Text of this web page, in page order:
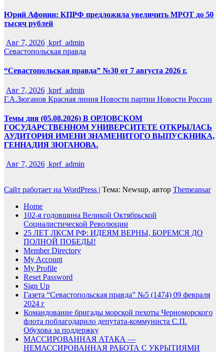
Юрий Афонин: КПРФ предложила увеличить МРОТ до 50
тысяч рублей
Авг 7, 2026 kprf_admin
Севастопольская правда
“Севастопольская правда” №30 от 7 августа 2026 г.
Авг 7, 2026 kprf_admin
Г.А.Зюганов Красная линия Новости партии Новости России
Темы дня (05.08.2026) В ОРЛОВСКОМ
ГОСУДАРСТВЕННОМ УНИВЕРСИТЕТЕ ОТКРЫЛАСЬ
АУДИТОРИЯ ИМЕНИ ЗНАМЕНИТОГО ВЫПУСКНИКА,
ГЕННАДИЯ ЗЮГАНОВА.
Авг 7, 2026 kprf_admin
Сайт работает на WordPress | Тема: Newsup, автор Themeansar
Home
102-я годовщина Великой Октябрьской
Социалистической Революции
25 ЛЕТ ЛКСМ РФ: ИДЕЯМ ВЕРНЫ, БОРЕМСЯ ДО
ПОЛНОЙ ПОБЕДЫ!
Member Directory
My Account
My Profile
Reset Password
Sign Up
Газета “Севастопольская правда” №5 (1474) 09 февраля
2024 г
Командование бригады морской пехоты Черноморского
флота поблагодарило депутата-коммуниста С.П.
Обухова за поддержку
МАССИРОВАННАЯ АТАКА —
НЕМАССИРОВАННАЯ РАБОТА С УКРЫТИЯМИ